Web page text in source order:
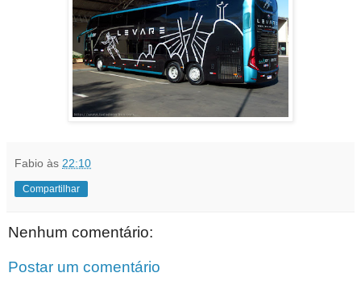
Fabio às 22:10
Compartilhar
Nenhum comentário:
Postar um comentário